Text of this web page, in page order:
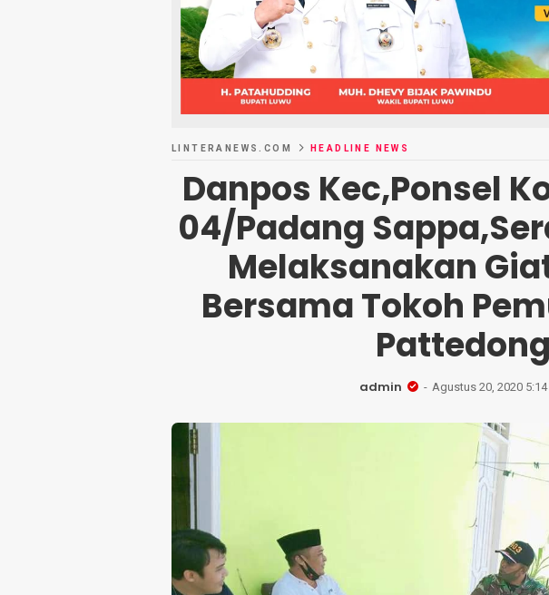
LINTERANEWS.COM HEADLINE NEWS
Danpos Kec,Ponsel
04/Padang
Melaksanakan
Bersama Tokoh
Pattedong
admin Agustus 20, 2020 5:14